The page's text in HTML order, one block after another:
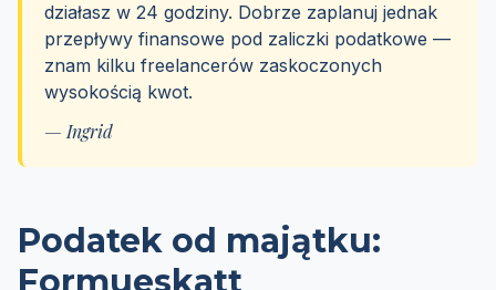
działasz w 24 godziny. Dobrze zaplanuj jednak
przepływy finansowe pod zaliczki podatkowe —
znam kilku freelancerów zaskoczonych
wysokością kwot.
— Ingrid
Podatek od majątku:
Formueskatt